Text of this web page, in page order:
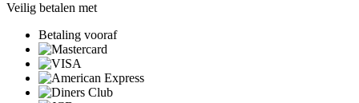
Veilig betalen met
Betaling vooraf